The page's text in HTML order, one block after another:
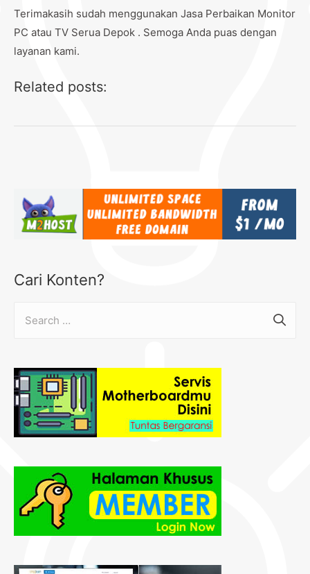
Terimakasih sudah menggunakan Jasa Perbaikan Monitor
PC atau TV Serua Depok . Semoga Anda puas dengan
layanan kami.
Related posts:
Cari Konten?